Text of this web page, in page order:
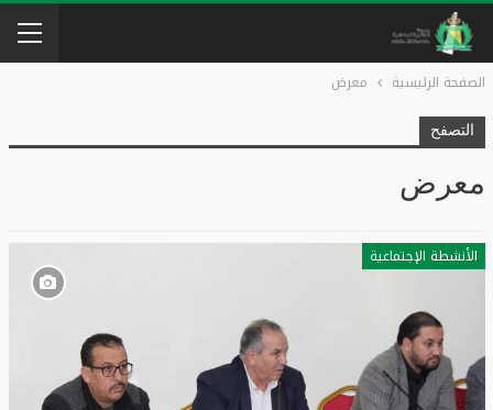
الصفحة الرئيسية معرض
التصفح
معرض
الأنشطة الإجتماعية